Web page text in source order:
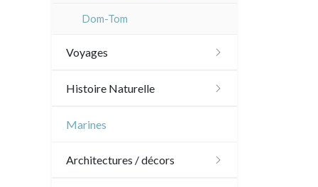
Dom-Tom
Voyages
Amériques
Histoire Naturelle
Oiseaux
Marines
Architectures / décors